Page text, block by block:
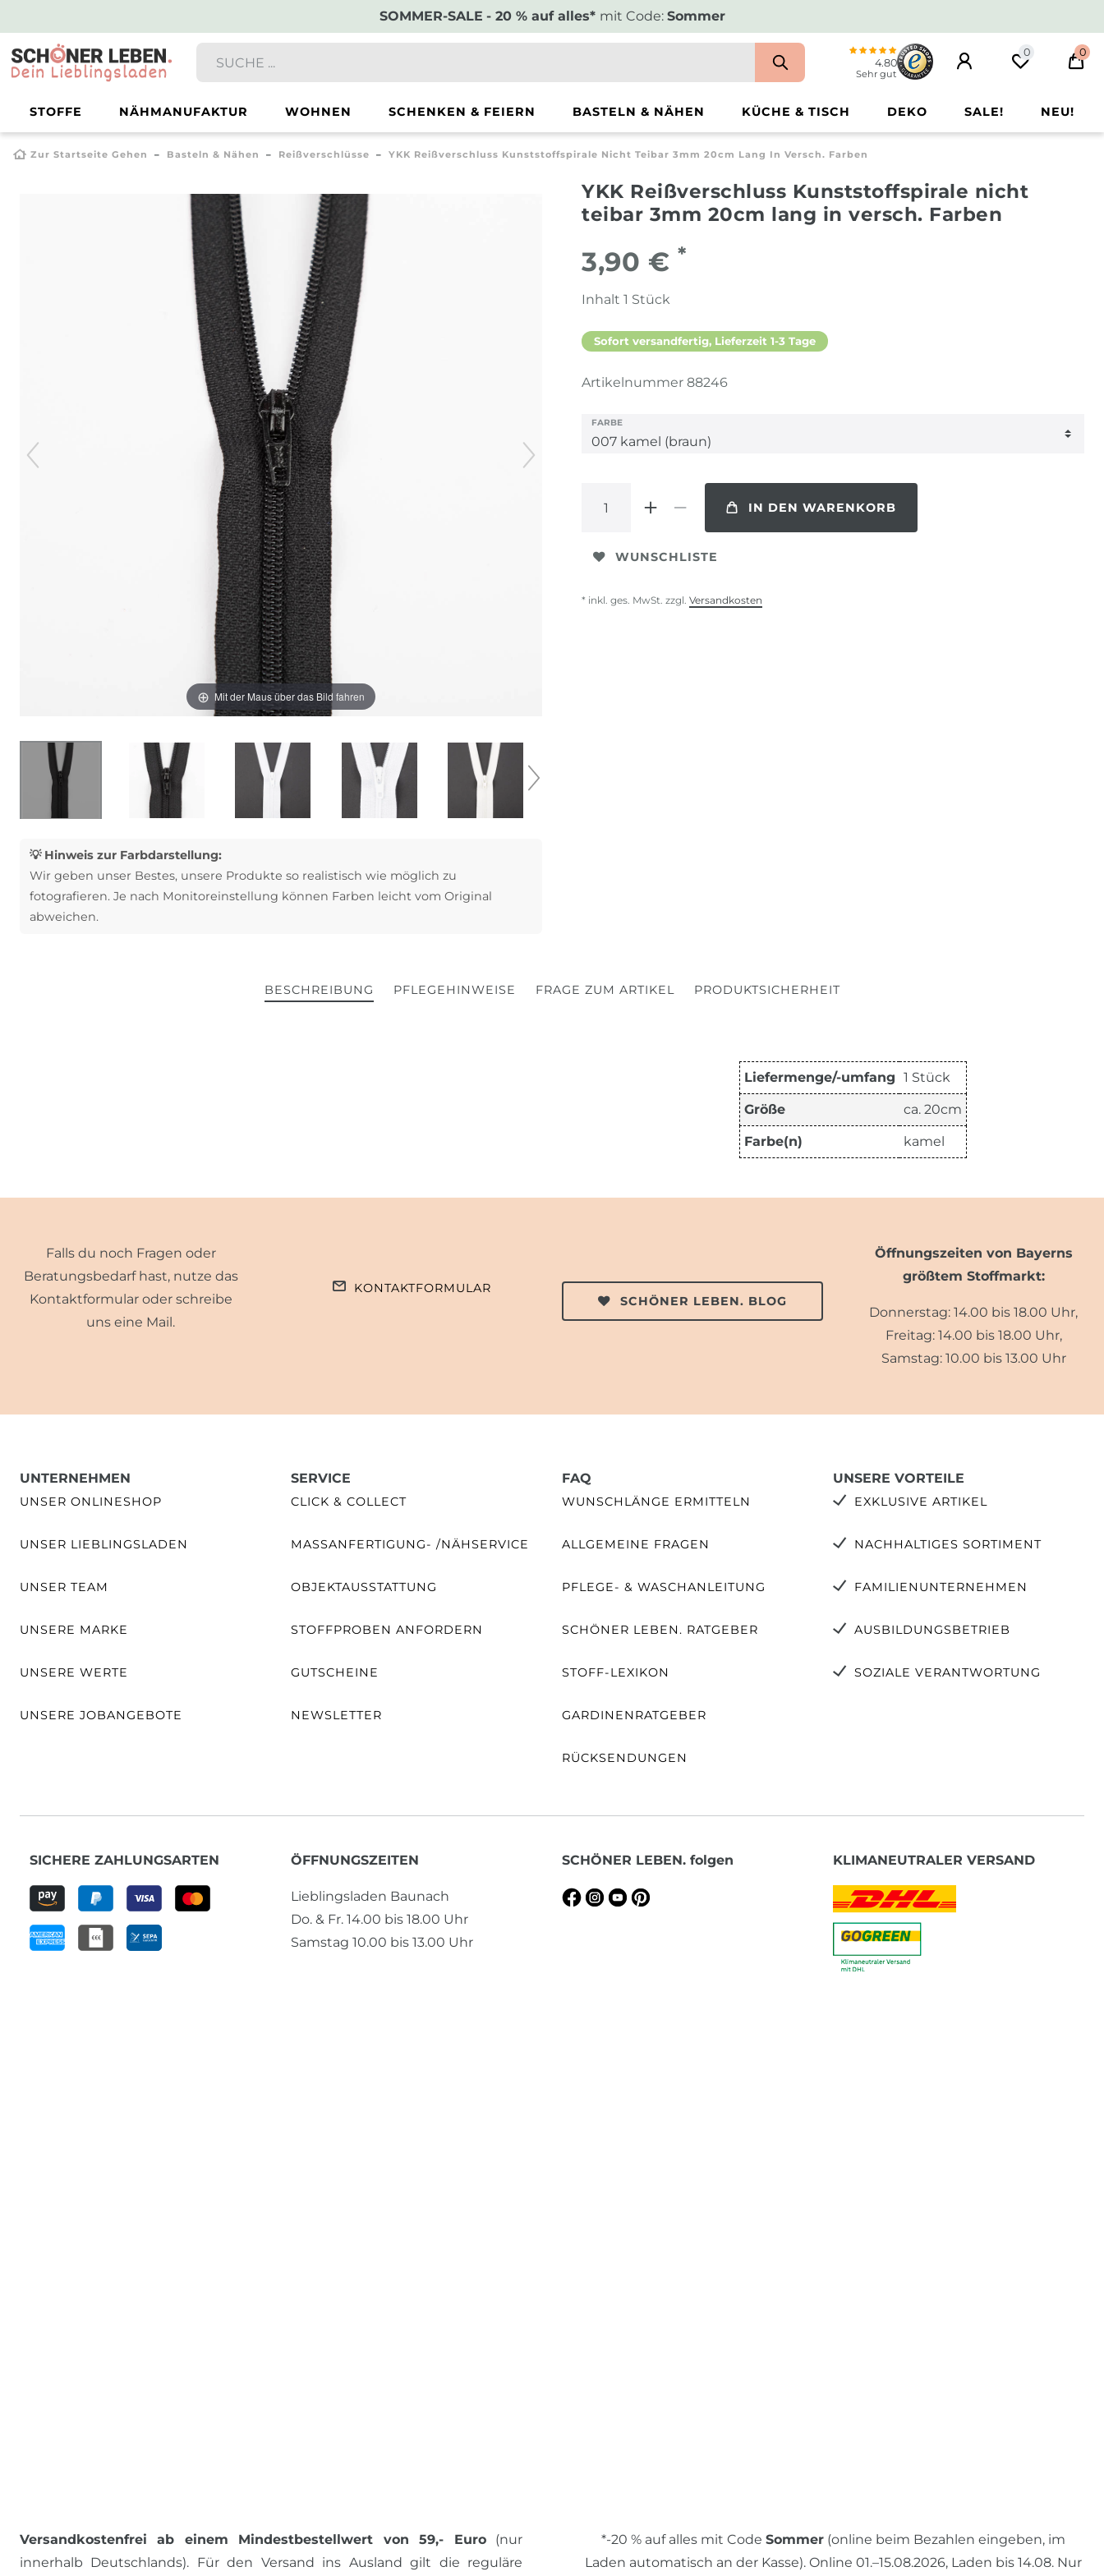
SOMMER-SALE - 20 % auf alles* mit Code: Sommer
4.80
Sehr gut
0 0
STOFFE NÄHMANUFAKTUR WOHNEN SCHENKEN & FEIERN BASTELN & NÄHEN KÜCHE & TISCH DEKO SALE! NEU!
Zur Startseite Gehen Basteln & Nähen Reißverschlüsse YKK Reißverschluss Kunststoffspirale Nicht Teibar 3mm 20cm Lang In Versch. Farben
Mit der Maus über das Bild fahren
💡 Hinweis zur Farbdarstellung:
Wir geben unser Bestes, unsere Produkte so realistisch wie möglich zu
fotografieren. Je nach Monitoreinstellung können Farben leicht vom Original
abweichen.
YKK Reißverschluss Kunststoffspirale nicht
teibar 3mm 20cm lang in versch. Farben
3,90 € *
Inhalt 1 Stück
Sofort versandfertig, Lieferzeit 1-3 Tage
Artikelnummer 88246
FARBE
IN DEN WARENKORB
WUNSCHLISTE
* inkl. ges. MwSt. zzgl. Versandkosten
BESCHREIBUNG PFLEGEHINWEISE FRAGE ZUM ARTIKEL PRODUKTSICHERHEIT
Liefermenge/-umfang 1 Stück
Größe ca. 20cm
Farbe(n) kamel
Falls du noch Fragen oder
Beratungsbedarf hast, nutze das
Kontaktformular oder schreibe
uns eine Mail.
KONTAKTFORMULAR
SCHÖNER LEBEN. BLOG
Öffnungszeiten von Bayerns
größtem Stoffmarkt:
Donnerstag: 14.00 bis 18.00 Uhr,
Freitag: 14.00 bis 18.00 Uhr,
Samstag: 10.00 bis 13.00 Uhr
UNTERNEHMEN
UNSER ONLINESHOP
UNSER LIEBLINGSLADEN
UNSER TEAM
UNSERE MARKE
UNSERE WERTE
UNSERE JOBANGEBOTE
SERVICE
CLICK & COLLECT
MASSANFERTIGUNG- /NÄHSERVICE
OBJEKTAUSSTATTUNG
STOFFPROBEN ANFORDERN
GUTSCHEINE
NEWSLETTER
FAQ
WUNSCHLÄNGE ERMITTELN
ALLGEMEINE FRAGEN
PFLEGE- & WASCHANLEITUNG
SCHÖNER LEBEN. RATGEBER
STOFF-LEXIKON
GARDINENRATGEBER
RÜCKSENDUNGEN
UNSERE VORTEILE
EXKLUSIVE ARTIKEL
NACHHALTIGES SORTIMENT
FAMILIENUNTERNEHMEN
AUSBILDUNGSBETRIEB
SOZIALE VERANTWORTUNG
SICHERE ZAHLUNGSARTEN ÖFFNUNGSZEITEN
Lieblingsladen Baunach
Do. & Fr. 14.00 bis 18.00 Uhr
Samstag 10.00 bis 13.00 Uhr
SCHÖNER LEBEN. folgen KLIMANEUTRALER VERSAND
Versandkostenfrei ab einem Mindestbestellwert von 59,- Euro(nur
innerhalb Deutschlands). Für den Versand ins Ausland gilt die reguläre
*-20 % auf alles mit Code Sommer(online beim Bezahlen eingeben, im
Laden automatisch an der Kasse). Online 01.–15.08.2026, Laden bis 14.08. Nur